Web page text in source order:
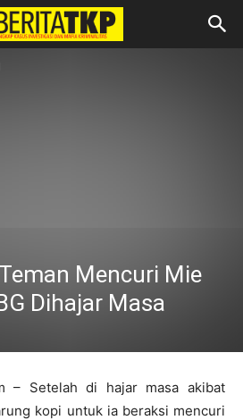
Mencuri Mie
Dihajar Masa
– Setelah di hajar masa akibat
kopi untuk ia beraksi mencuri